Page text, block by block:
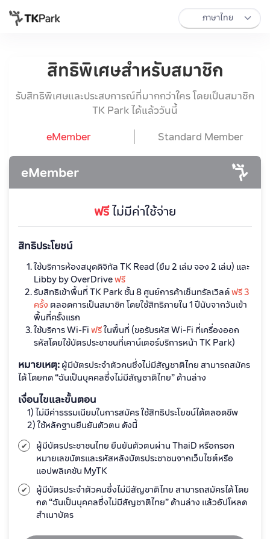
สิทธิพิเศษสำหรับสมาชิก
รับสิทธิพิเศษและประสบการณ์ที่มากกว่าใคร โดยเป็นสมาชิก
TK Park ได้แล้ววันนี้
eMember
Standard Member
eMember
ฟรีไม่มีค่าใช้จ่าย
สิทธิประโยชน์
ใช้บริการห้องสมุดดิจิทัล TK Read (ยืม 2 เล่ม จอง 2 เล่ม) และ
Libby by OverDriveฟรี
รับสิทธิเข้าพื้นที่ TK Park ชั้น 8 ศูนย์การค้าเซ็นทรัลเวิลด์ฟรี 3
ครั้ง ตลอดการเป็นสมาชิก โดยใช้สิทธิภายใน 1 ปีนับจากวันเข้า
พื้นที่ครั้งแรก
ใช้บริการ Wi-Fiฟรีในพื้นที่ (ขอรับรหัส Wi-Fi ที่เครื่องออก
รหัสโดยใช้บัตรประชาชนที่เคาน์เตอร์บริการหน้า TK Park)
หมายเหตุ:ผู้มีบัตรประจำตัวคนซึ่งไม่มีสัญชาติไทย สามารถสมัคร
ได้ โดยกด “ฉันเป็นบุคคลซึ่งไม่มีสัญชาติไทย” ด้านล่าง
เงื่อนไขและขั้นตอน
1) ไม่มีค่าธรรมเนียมในการสมัคร ใช้สิทธิประโยชน์ได้ตลอดชีพ
2) ใช้หลักฐานยืนยันตัวตน ดังนี้
ผู้มีบัตรประชาชนไทย ยืนยันตัวตนผ่าน ThaiD หรือกรอก
หมายเลขบัตรและรหัสหลังบัตรประชาชนจากเว็บไซต์หรือ
แอปพลิเคชัน MyTK
ผู้มีบัตรประจำตัวคนซึ่งไม่มีสัญชาติไทย สามารถสมัครได้ โดย
กด “ฉันเป็นบุคคลซึ่งไม่มีสัญชาติไทย” ด้านล่าง แล้วอัปโหลด
สำเนาบัตร